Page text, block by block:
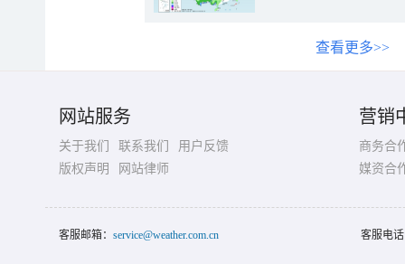
查看更多>>
网站服务
关于我们 联系我们
用户反馈
版权声明
网站律师
营销
商务合
媒资合
客服邮箱： service@weather.com.cn 客服电